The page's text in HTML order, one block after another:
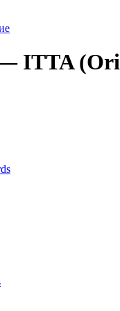
ITTA